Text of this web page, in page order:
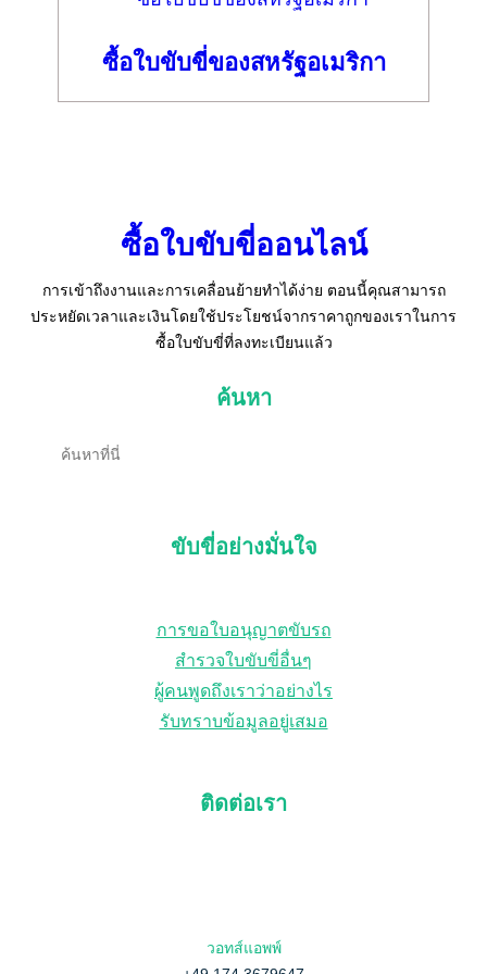
ซื้อใบขับขี่ของสหรัฐอเมริกา
ซื้อใบขับขี่ออนไลน์
การเข้าถึงงานและการเคลื่อนย้ายทำได้ง่าย ตอนนี้คุณสามารถ
ประหยัดเวลาและเงินโดยใช้ประโยชน์จากราคาถูกของเราในการ
ซื้อใบขับขี่ที่ลงทะเบียนแล้ว
ค้นหา
ขับขี่อย่างมั่นใจ
การขอใบอนุญาตขับรถ
สำรวจใบขับขี่อื่นๆ
ผู้คนพูดถึงเราว่าอย่างไร
รับทราบข้อมูลอยู่เสมอ
ติดต่อเรา
วอทส์แอพพ์